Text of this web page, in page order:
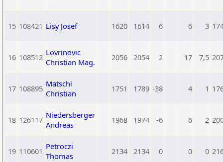
15 108421 Lisy Josef 1620 1614 6 6 3
16 108512 Lovrinovic
Christian Mag.
2056 2054 2 17 7,5
17 108895 Matschi
Christian
1751 1789 -38 4 1
18 126117 Niedersberger
Andreas
1968 1974 -6 6 2
19 110601 Petroczi
Thomas
2134 2134 0 0 0